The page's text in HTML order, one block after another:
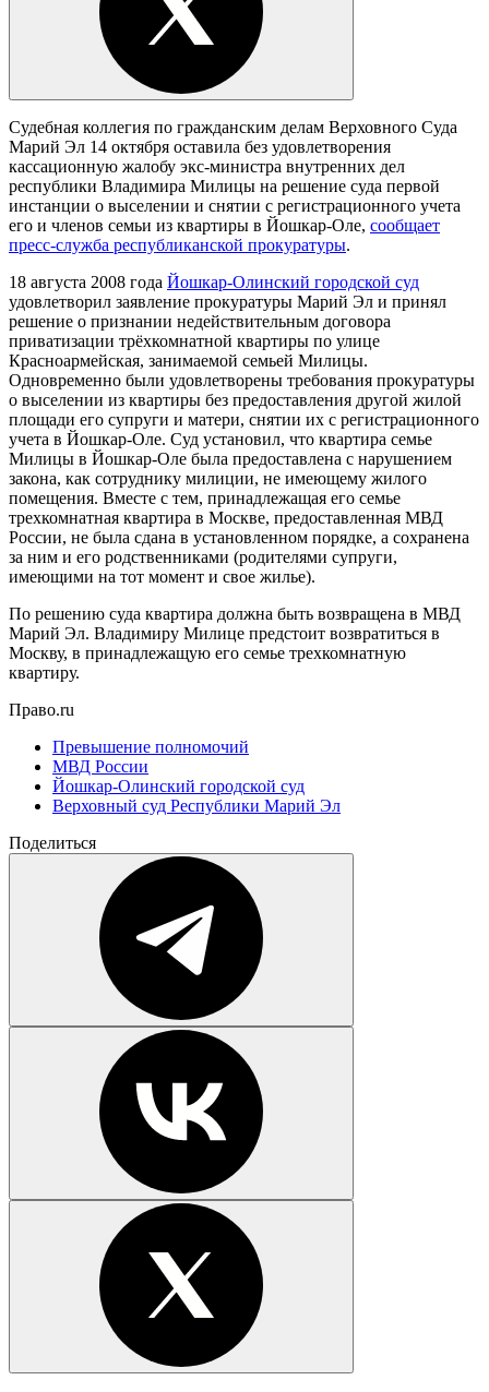
Судебная коллегия по гражданским делам Верховного Суда
Марий Эл 14 октября оставила без удовлетворения
кассационную жалобу экс-министра внутренних дел
республики Владимира Милицы на решение суда первой
инстанции о выселении и снятии с регистрационного учета
его и членов семьи из квартиры в Йошкар-Оле, сообщает
пресс-служба республиканской прокуратуры.
18 августа 2008 года Йошкар-Олинский городской суд
удовлетворил заявление прокуратуры Марий Эл и принял
решение о признании недействительным договора
приватизации трёхкомнатной квартиры по улице
Красноармейская, занимаемой семьей Милицы.
Одновременно были удовлетворены требования прокуратуры
о выселении из квартиры без предоставления другой жилой
площади его супруги и матери, снятии их с регистрационного
учета в Йошкар-Оле. Суд установил, что квартира семье
Милицы в Йошкар-Оле была предоставлена с нарушением
закона, как сотруднику милиции, не имеющему жилого
помещения. Вместе с тем, принадлежащая его семье
трехкомнатная квартира в Москве, предоставленная МВД
России, не была сдана в установленном порядке, а сохранена
за ним и его родственниками (родителями супруги,
имеющими на тот момент и свое жилье).
По решению суда квартира должна быть возвращена в МВД
Марий Эл. Владимиру Милице предстоит возвратиться в
Москву, в принадлежащую его семье трехкомнатную
квартиру.
Право.ru
Превышение полномочий
МВД России
Йошкар-Олинский городской суд
Верховный суд Республики Марий Эл
Поделиться